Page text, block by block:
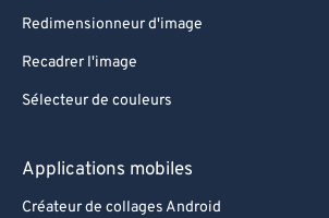
Redimensionneur d'image
Recadrer l'image
Sélecteur de couleurs
Applications mobiles
Créateur de collages Android